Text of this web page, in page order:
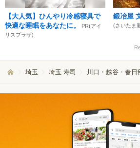
【大人気】ひんやり冷感寝具で
快適な睡眠をあなたに。
PR(アイ
リスプラザ)
鍛冶屋
(さいたま
埼玉 埼玉 寿司 川口・越谷・春日